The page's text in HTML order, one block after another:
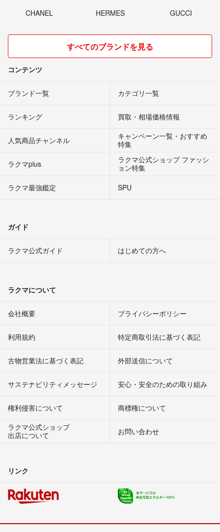
CHANEL HERMES GUCCI
すべてのブランドを見る
コンテンツ
ブランド一覧 カテゴリ一覧
ランキング 買取・相場価格情報
人気商品チャンネル
キャンペーン一覧・おすすめ
特集
ラクマplus
ラクマ公式ショップ ファッシ
ョン特集
ラクマ最強鑑定
SPU
ガイド
ラクマ公式ガイド はじめての方へ
ラクマについて
会社概要 プライバシーポリシー
利用規約 特定商取引法に基づく表記
古物営業法に基づく表記 外部送信について
サステナビリティメッセージ 安心・安全のための取り組み
権利侵害について
商標権について
ラクマ公式ショップ
出店について
お問い合わせ
リンク